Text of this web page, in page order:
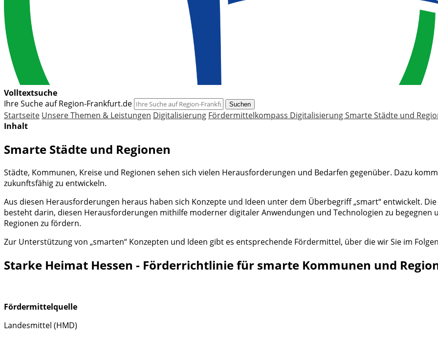
Volltextsuche
Ihre Suche auf Region-Frankfurt.de
Suchen
Startseite Unsere Themen & Leistungen Digitalisierung Fördermittelkompass DigitalisierungSmarte Städte und
Inhalt
Smarte Städte und Regionen
Städte, Kommunen, Kreise und Regionen sehen sich vielen Herausforderungen und Bedarfen gegenüber. Dazu
zukunftsfähig zu entwickeln.
Aus diesen Herausforderungen heraus haben sich Konzepte und Ideen unter dem Überbegriff „smart“ entwickelt.
besteht darin, diesen Herausforderungen mithilfe moderner digitaler Anwendungen und Technologien zu begegnen
Regionen zu fördern.
Zur Unterstützung von „smarten“ Konzepten und Ideen gibt es entsprechende Fördermittel, über die wir Sie im
Starke Heimat Hessen - Förderrichtlinie für smarte Kommunen und
Fördermittelquelle
Landesmittel (HMD)